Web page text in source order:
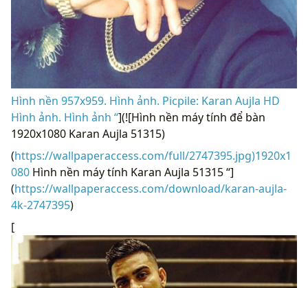
Hình nền 957x959. Hình ảnh. Picpile: Karan Aujla HD
Hình ảnh. Hình ảnh “](![Hình nền máy tính để bàn
1920x1080 Karan Aujla 51315)
(https://wallpaperaccess.com/full/2747395.jpg)1920x1
080 Hình nền máy tính Karan Aujla 51315 “]
(https://wallpaperaccess.com/download/karan-aujla-
4k-2747395)
[